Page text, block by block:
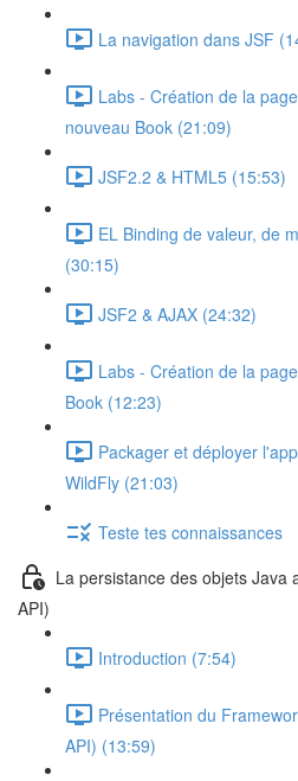
La navigation dans JSF
Labs - Création de la
nouveau Book (21:09)
JSF2.2 & HTML5 (15:53)
EL Binding de valeur, de
(30:15)
JSF2 & AJAX (24:32)
Labs - Création de la
Book (12:23)
Packager et déployer
WildFly (21:03)
Teste tes connaissances
La persistance des objets Java
API)
Introduction (7:54)
Présentation du
API) (13:59)